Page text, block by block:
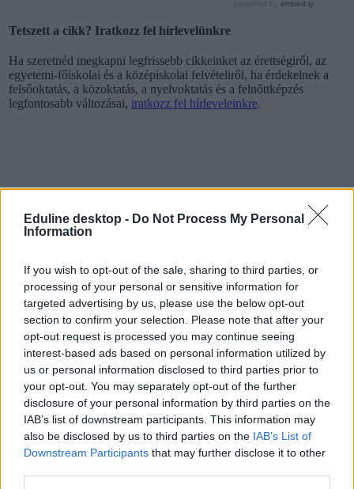
Eduline desktop - Do Not Process My Personal
Information
If you wish to opt-out of the sale, sharing to third parties, or
processing of your personal or sensitive information for
targeted advertising by us, please use the below opt-out
section to confirm your selection. Please note that after your
opt-out request is processed you may continue seeing
interest-based ads based on personal information utilized by
us or personal information disclosed to third parties prior to
your opt-out. You may separately opt-out of the further
disclosure of your personal information by third parties on the
IAB’s list of downstream participants. This information may
also be disclosed by us to third parties on the IAB’s List of
Downstream Participants that may further disclose it to other
Tetszett a cikk? Iratkozz fel hírlevelünkre
Ha szeretnéd megkapni legfrissebb cikkeinket az érettségiről, az
egyetemi-főiskolai és a középiskolai felvételiről, ha érdekelnek a
felsőoktatás, a közoktatás, a nyelvoktatás és a felnőttképzés
legfontosabb változásai, iratkozz fel hírleveleinkre.
koronavírus
önkéntes karantén
skype
fertőzés